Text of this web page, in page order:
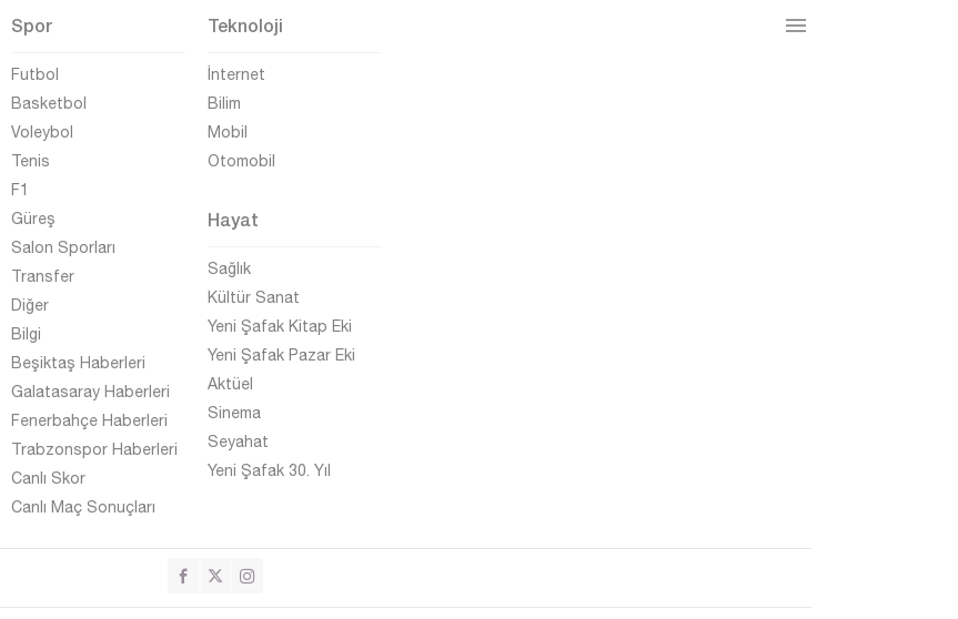
Spor
Futbol
Basketbol
Voleybol
Tenis
F1
Güreş
Salon Sporları
Transfer
Diğer
Bilgi
Beşiktaş Haberleri
Galatasaray Haberleri
Fenerbahçe Haberleri
Trabzonspor Haberleri
Canlı Skor
Canlı Maç Sonuçları
Teknoloji
İnternet
Bilim
Mobil
Otomobil
Hayat
Sağlık
Kültür Sanat
Yeni Şafak Kitap Eki
Yeni Şafak Pazar Eki
Aktüel
Sinema
Seyahat
Yeni Şafak 30. Yıl